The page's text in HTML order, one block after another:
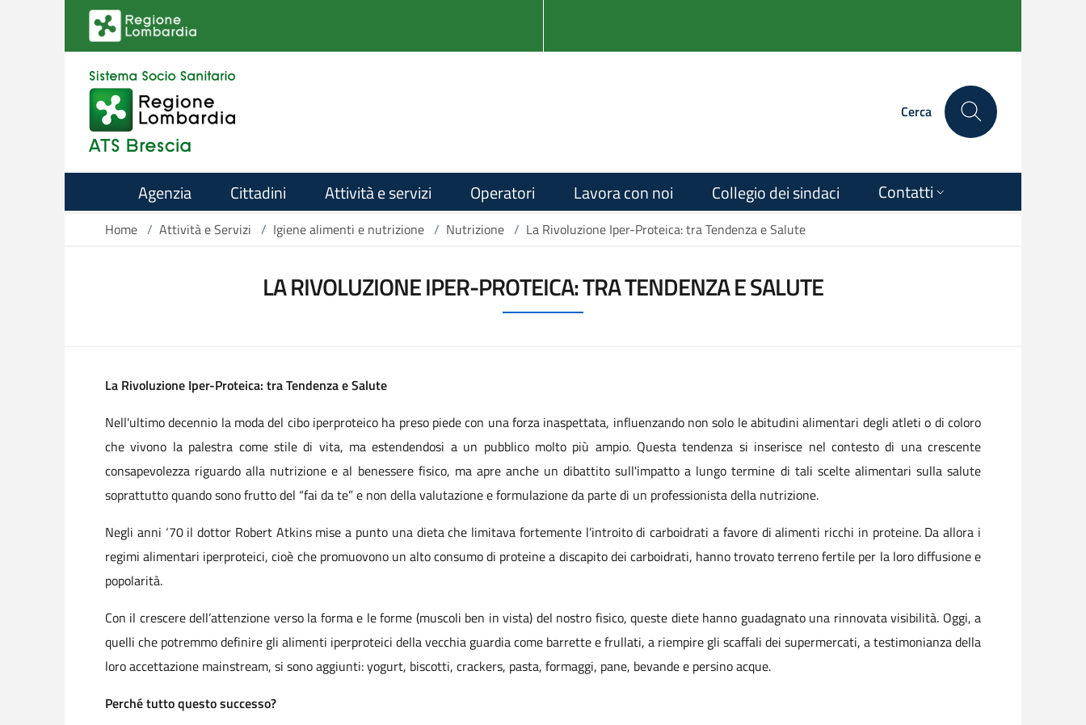
Salta al contenuto principale
Cerca
Agenzia Cittadini Attività e servizi Operatori Lavora con noi Collegio dei sindaci Contatti
Home / Attività e Servizi / Igiene alimenti e nutrizione / Nutrizione / La Rivoluzione Iper-Proteica: tra Tendenza e Salute
LA RIVOLUZIONE IPER-PROTEICA: TRA TENDENZA E SALUTE
La Rivoluzione Iper-Proteica: tra Tendenza e Salute
Nell'ultimo decennio la moda del cibo iperproteico ha preso piede con una forza inaspettata, influenzando non solo le abitudini alimentari degli atleti o di coloro
che vivono la palestra come stile di vita, ma estendendosi a un pubblico molto più ampio. Questa tendenza si inserisce nel contesto di una crescente
consapevolezza riguardo alla nutrizione e al benessere fisico, ma apre anche un dibattito sull'impatto a lungo termine di tali scelte alimentari sulla salute
soprattutto quando sono frutto del “fai da te” e non della valutazione e formulazione da parte di un professionista della nutrizione.
Negli anni ‘70 il dottor Robert Atkins mise a punto una dieta che limitava fortemente l’introito di carboidrati a favore di alimenti ricchi in proteine. Da allora i
regimi alimentari iperproteici, cioè che promuovono un alto consumo di proteine a discapito dei carboidrati, hanno trovato terreno fertile per la loro diffusione e
popolarità.
Con il crescere dell’attenzione verso la forma e le forme (muscoli ben in vista) del nostro fisico, queste diete hanno guadagnato una rinnovata visibilità. Oggi, a
quelli che potremmo definire gli alimenti iperproteici della vecchia guardia come barrette e frullati, a riempire gli scaffali dei supermercati, a testimonianza della
loro accettazione mainstream, si sono aggiunti: yogurt, biscotti, crackers, pasta, formaggi, pane, bevande e persino acque.
Perché tutto questo successo?